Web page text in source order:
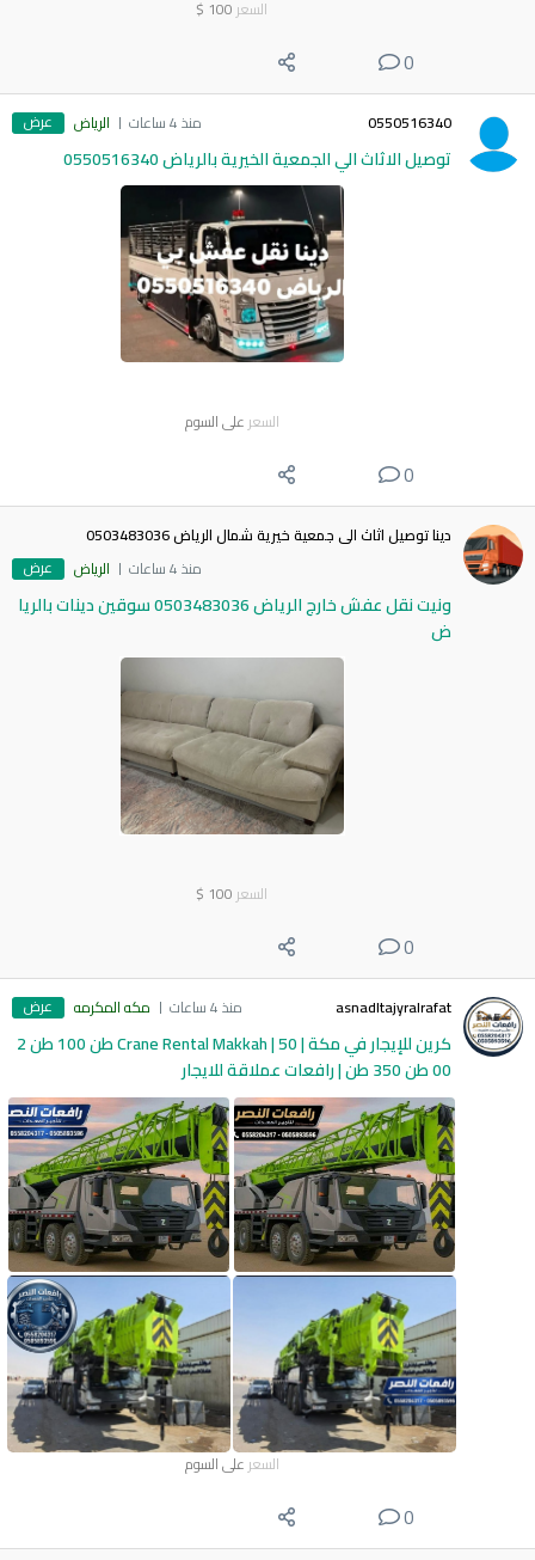
السعر 100
$
0
0550516340 منذ 4 ساعات الرياض عرض
توصيل الاثاث الي الجمعية الخيرية بالرياض 0550516340
السعر على السوم
0
دينا توصيل اثاث الى جمعية خيرية شمال الرياض 0503483036
منذ 4 ساعات
الرياض عرض
ونيت نقل عفش خارج الرياض 0503483036 سوقين دينات بالريا
ض
السعر 100
$
0
asnadltajyralrafat منذ 4 ساعات مكه المكرمه عرض
كرين للإيجار في مكة | Crane Rental Makkah | 50 طن 100 طن 2
00 طن 350 طن | رافعات عملاقة للايجار
السعر على السوم
0